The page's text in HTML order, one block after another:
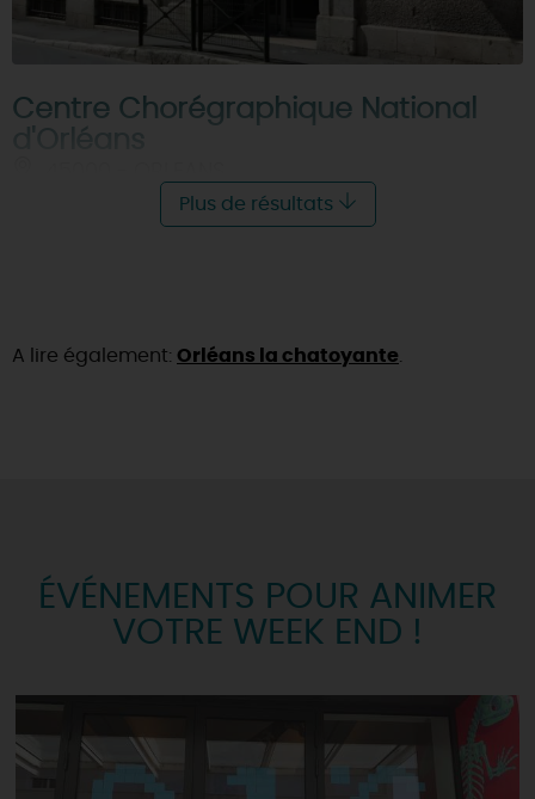
Centre Chorégraphique National
Plus de résultats
A lire également: Orléans la chatoyante
ÉVÉNEMENTS POUR ANIMER
VOTRE WEEK END !